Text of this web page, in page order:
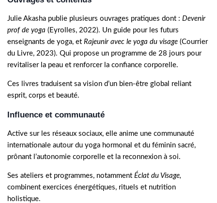
Julie Akasha publie plusieurs ouvrages pratiques dont : Devenir
prof de yoga (Eyrolles, 2022). Un guide pour les futurs
enseignants de yoga, et Rajeunir avec le yoga du visage (Courrier
du Livre, 2023). Qui propose un programme de 28 jours pour
revitaliser la peau et renforcer la confiance corporelle.
Ces livres traduisent sa vision d’un bien-être global reliant
esprit, corps et beauté.
Influence et communauté
Active sur les réseaux sociaux, elle anime une communauté
internationale autour du yoga hormonal et du féminin sacré,
prônant l’autonomie corporelle et la reconnexion à soi.
Ses ateliers et programmes, notamment Éclat du Visage,
combinent exercices énergétiques, rituels et nutrition
holistique.